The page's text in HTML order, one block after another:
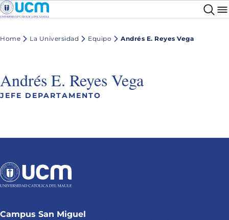
Home La Universidad Equipo Andrés E. Reyes Vega
Andrés E. Reyes Vega
JEFE DEPARTAMENTO
Campus San Miguel